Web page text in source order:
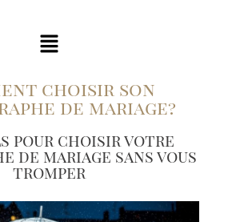
choisir son
de mariage?
pour choisir votre
de mariage sans vous
tromper